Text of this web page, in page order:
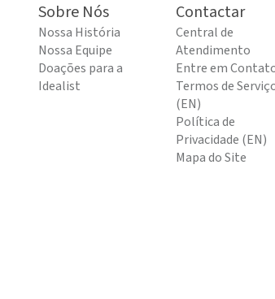
Sobre Nós
Nossa História
Nossa Equipe
Doações para a
Idealist
Contactar
Central de
Atendimento
Entre em
Termos de
(EN)
Política de
Privacidade (EN)
Mapa do Site